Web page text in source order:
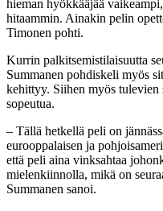
hieman hyökkääjää
hitaammin. Ainakin pelin
Timonen pohti.
Kurrin palkitsemistilaisuutta
Summanen pohdiskeli myös
kehittyy. Siihen myös
sopeutua.
– Tällä hetkellä peli on
eurooppalaisen ja
että peli aina vinksahtaa
mielenkiinnolla, mikä on
Summanen sanoi.